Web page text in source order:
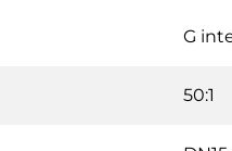
G
50:1